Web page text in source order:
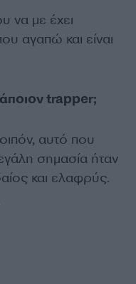
να µε έχει
αγαπώ και είναι
trapper;
αυτό που
σημασία ήταν
και ελαφρύς.